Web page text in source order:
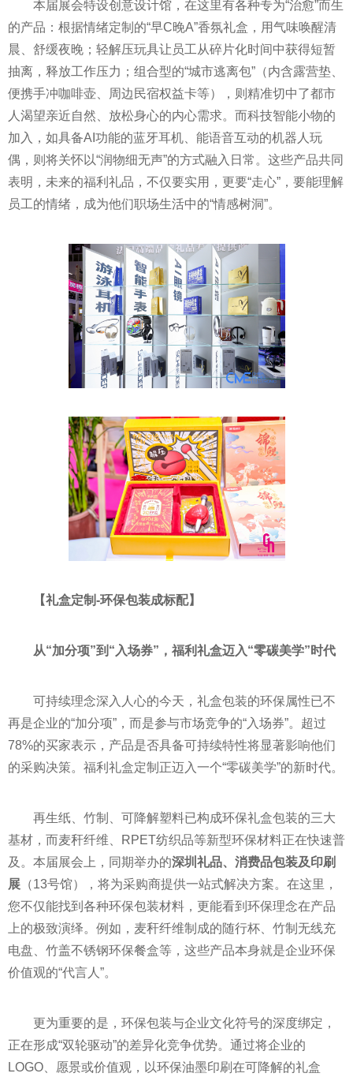
本届展会特设创意设计馆，在这里有各种专为“治愈”而生
的产品：根据情绪定制的“早C晚A”香氛礼盒，用气味唤醒清
晨、舒缓夜晚；轻解压玩具让员工从碎片化时间中获得短暂
抽离，释放工作压力；组合型的“城市逃离包”（内含露营垫、
便携手冲咖啡壶、周边民宿权益卡等），则精准切中了都市
人渴望亲近自然、放松身心的内心需求。而科技智能小物的
加入，如具备AI功能的蓝牙耳机、能语音互动的机器人玩
偶，则将关怀以“润物细无声”的方式融入日常。这些产品共同
表明，未来的福利礼品，不仅要实用，更要“走心”，要能理解
员工的情绪，成为他们职场生活中的“情感树洞”。
【礼盒定制-环保包装成标配】
从“加分项”到“入场券”，福利礼盒迈入“零碳美学”时代
可持续理念深入人心的今天，礼盒包装的环保属性已不
再是企业的“加分项”，而是参与市场竞争的“入场券”。超过
78%的买家表示，产品是否具备可持续特性将显著影响他们
的采购决策。福利礼盒定制正迈入一个“零碳美学”的新时代。
再生纸、竹制、可降解塑料已构成环保礼盒包装的三大
基材，而麦秆纤维、RPET纺织品等新型环保材料正在快速普
及。本届展会上，同期举办的深圳礼品、消费品包装及印刷
展 （13号馆），将为采购商提供一站式解决方案。在这里，
您不仅能找到各种环保包装材料，更能看到环保理念在产品
上的极致演绎。例如，麦秆纤维制成的随行杯、竹制无线充
电盘、竹盖不锈钢环保餐盒等，这些产品本身就是企业环保
价值观的“代言人”。
更为重要的是，环保包装与企业文化符号的深度绑定，
正在形成“双轮驱动”的差异化竞争优势。通过将企业的
LOGO、愿景或价值观，以环保油墨印刷在可降解的礼盒